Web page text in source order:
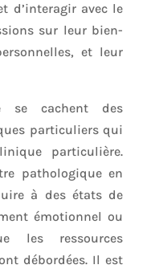
d’interagir avec le
sur leur bien-
et leur
se cachent des
particuliers qui
particulière.
pathologique en
à des états de
émotionnel ou
les ressources
débordées. Il est